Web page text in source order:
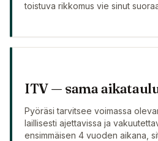
toistuva rikkomus vie sinut
ITV — sama
Pyöräsi tarvitsee voimassa
laillisesti ajettavissa ja
ensimmäisen 4 vuoden aikana,